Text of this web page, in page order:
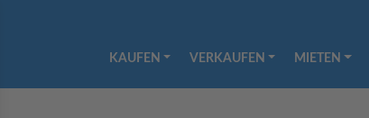
KAUFEN VERKAUFEN MIETEN